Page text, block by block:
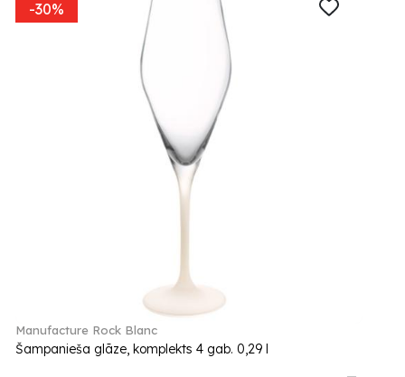
-30%
Manufacture Rock Blanc
Šampanieša glāze, komplekts 4 gab. 0,29 l